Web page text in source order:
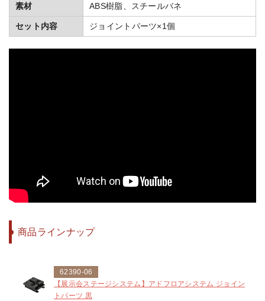
素材 ABS樹脂、スチールバネ
セット内容 ジョイントパーツ×1個
商品ラインナップ
62390-06
【展示会ステージシステム】アドフロアシステム ジョイン
トパーツ 黒